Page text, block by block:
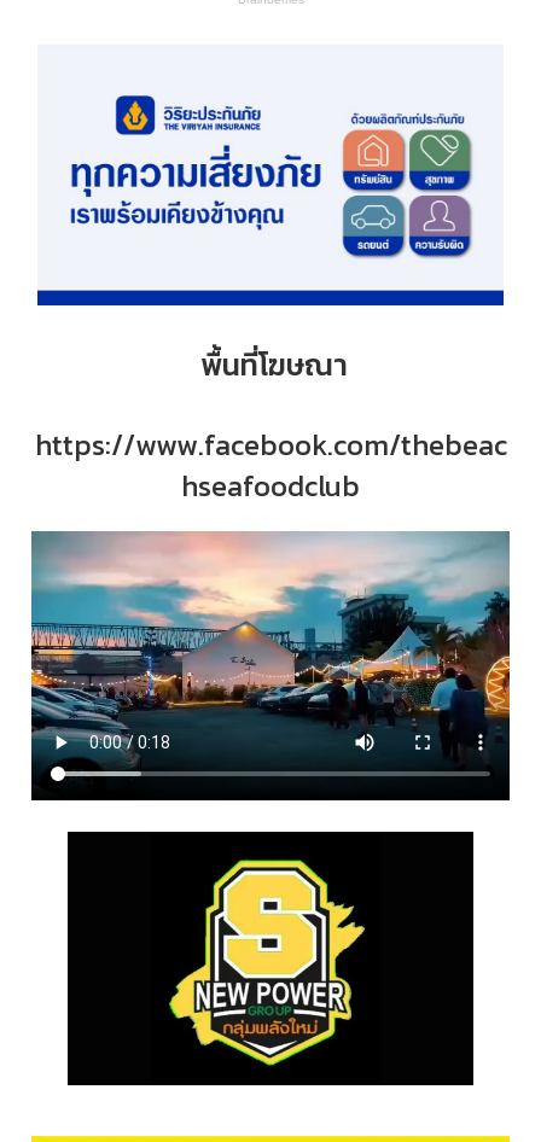
พื้นที่โฆษณา
https://www.facebook.com/thebeac
hseafoodclub